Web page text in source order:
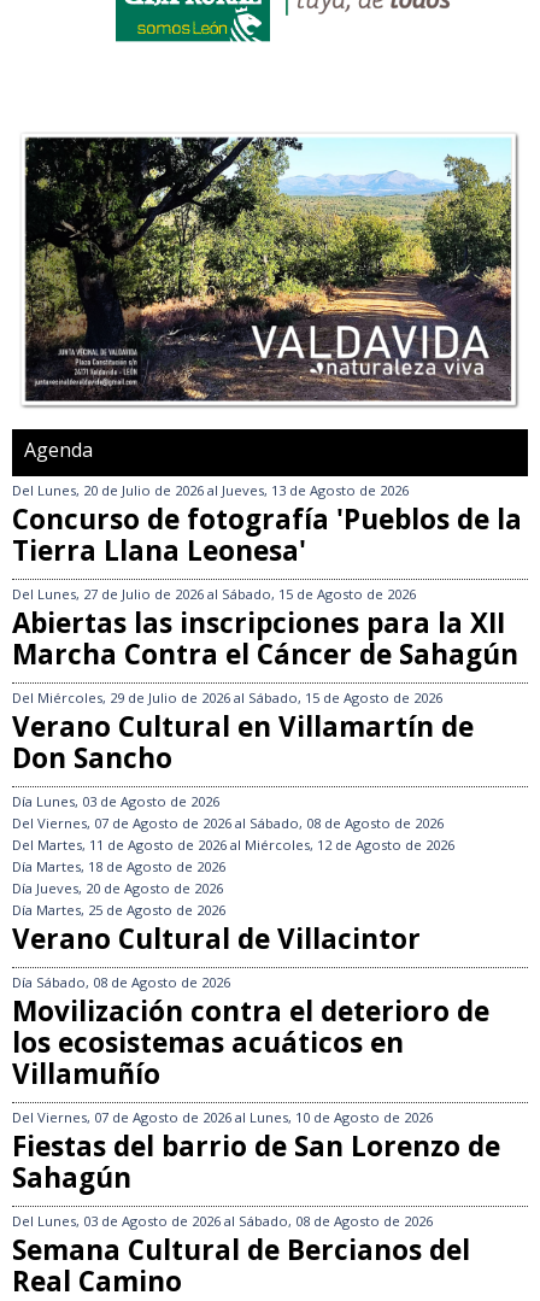
Agenda
Del Lunes, 20 de Julio de 2026 al Jueves, 13 de Agosto de 2026
Concurso de fotografía 'Pueblos de la
Tierra Llana Leonesa'
Del Lunes, 27 de Julio de 2026 al Sábado, 15 de Agosto de 2026
Abiertas las inscripciones para la XII
Marcha Contra el Cáncer de Sahagún
Del Miércoles, 29 de Julio de 2026 al Sábado, 15 de Agosto de 2026
Verano Cultural en Villamartín de
Don Sancho
Día Lunes, 03 de Agosto de 2026
Del Viernes, 07 de Agosto de 2026 al Sábado, 08 de Agosto de 2026
Del Martes, 11 de Agosto de 2026 al Miércoles, 12 de Agosto de 2026
Día Martes, 18 de Agosto de 2026
Día Jueves, 20 de Agosto de 2026
Día Martes, 25 de Agosto de 2026
Verano Cultural de Villacintor
Día Sábado, 08 de Agosto de 2026
Movilización contra el deterioro de
los ecosistemas acuáticos en
Villamuñío
Del Viernes, 07 de Agosto de 2026 al Lunes, 10 de Agosto de 2026
Fiestas del barrio de San Lorenzo de
Sahagún
Del Lunes, 03 de Agosto de 2026 al Sábado, 08 de Agosto de 2026
Semana Cultural de Bercianos del
Real Camino